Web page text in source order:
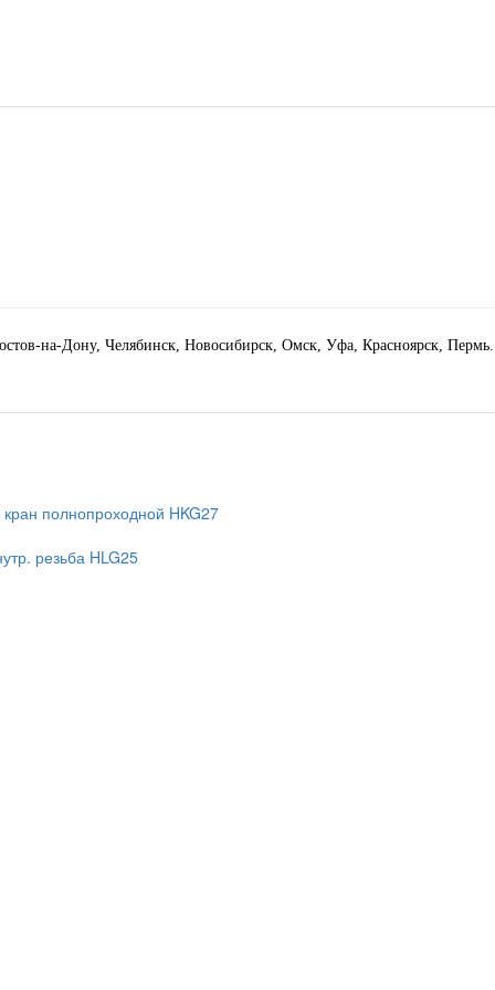
на-Дону, Челябинск, Новосибирск, Омск, Уфа, Красноярск, Пермь.
полнопроходной HKG27
резьба HLG25